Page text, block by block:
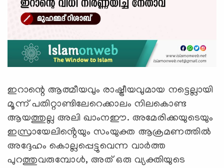
ഇറാന്റെ ആത്മീയവും രാഷ്ട്രീയവുമായ നട്ടെല്ലായി
മൂന്ന് പതിറ്റാണ്ടിലേറെക്കാലം നിലകൊണ്ട
ആയത്തുല്ല അലി ഖാംനഈ. അമേരിക്കയുടെയും
ഇസ്രായേലിൻ്റെയും സംയുക്ത ആക്രമണത്തിൽ
അദ്ദേഹം കൊല്ലപ്പെട്ടുവെന്ന വാർത്ത
പുറത്തുവരുമ്പോൾ, അത് ഒരു വ്യക്തിയുടെ